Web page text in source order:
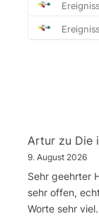
Artur zu Die
9. August 2026
Sehr geehrter
sehr offen,
Worte sehr